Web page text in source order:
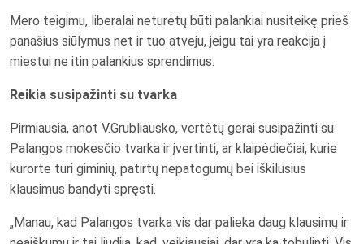
Mero teigimu, liberalai neturėtų būti palankiai nusiteikę prieš
panašius siūlymus net ir tuo atveju, jeigu tai yra reakcija į
miestui ne itin palankius sprendimus.
Reikia susipažinti su tvarka
Pirmiausia, anot V.Grubliausko, vertėtų gerai susipažinti su
Palangos mokesčio tvarka ir įvertinti, ar klaipėdiečiai, kurie
kurorte turi giminių, patirtų nepatogumų bei iškilusius
klausimus bandyti spręsti.
„Manau, kad Palangos tvarka vis dar palieka daug klausimų ir